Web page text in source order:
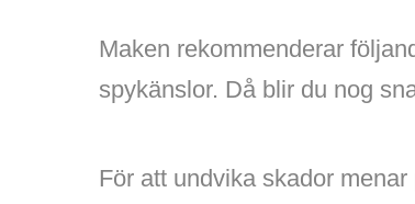
Maken rekommenderar
spykänslor. Då blir du nog
För att undvika skador